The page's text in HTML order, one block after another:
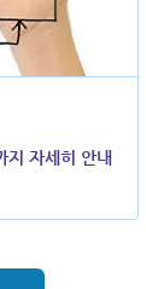
지 자세히 안내